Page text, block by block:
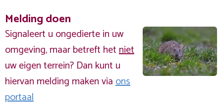
Melding doen
Signaleert u ongedierte in uw
omgeving, maar betreft hetniet
uw eigen terrein? Dan kunt u
hiervan melding maken viaons
portaal